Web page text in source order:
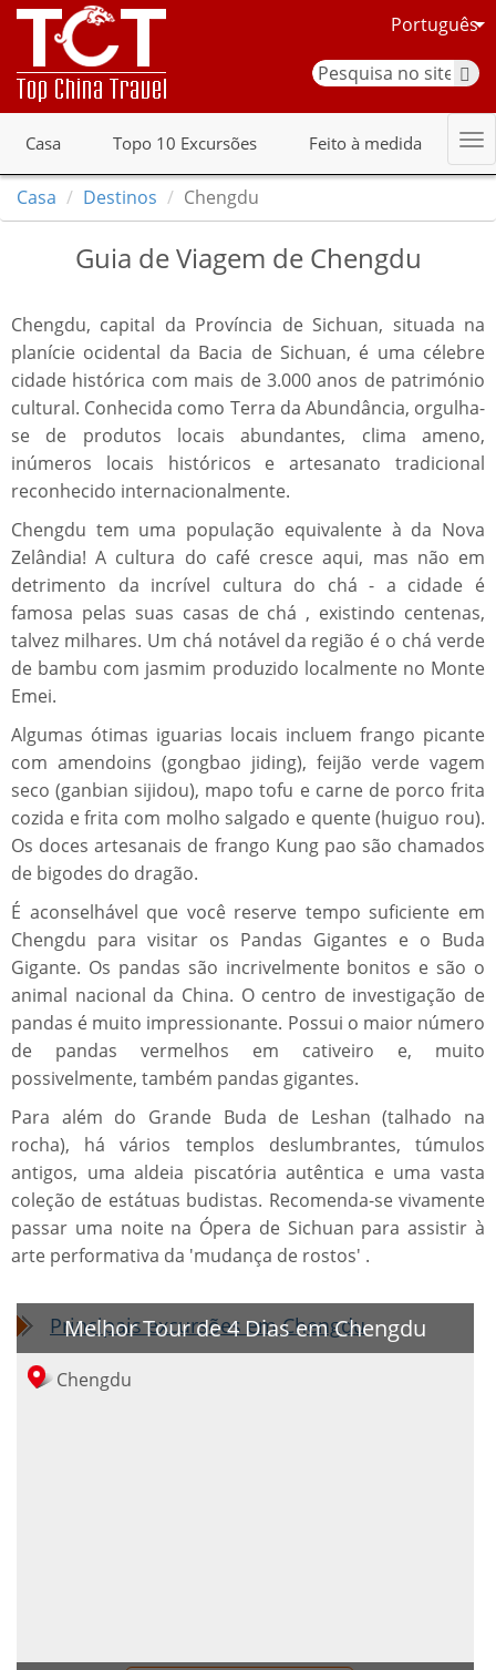
Português
Casa Topo 10 Excursões Feito à medida
Casa Destinos Chengdu
Guia de Viagem de Chengdu
Chengdu, capital da Província de Sichuan, situada na
planície ocidental da Bacia de Sichuan, é uma célebre
cidade histórica com mais de 3.000 anos de património
cultural. Conhecida como Terra da Abundância, orgulha-
se de produtos locais abundantes, clima ameno,
inúmeros locais históricos e artesanato tradicional
reconhecido internacionalmente.
Chengdu tem uma população equivalente à da Nova
Zelândia! A cultura do café cresce aqui, mas não em
detrimento da incrível cultura do chá - a cidade é
famosa pelas suas casas de chá , existindo centenas,
talvez milhares. Um chá notável da região é o chá verde
de bambu com jasmim produzido localmente no Monte
Emei.
Algumas ótimas iguarias locais incluem frango picante
com amendoins (gongbao jiding), feijão verde vagem
seco (ganbian sijidou), mapo tofu e carne de porco frita
cozida e frita com molho salgado e quente (huiguo rou).
Os doces artesanais de frango Kung pao são chamados
de bigodes do dragão.
É aconselhável que você reserve tempo suficiente em
Chengdu para visitar os Pandas Gigantes e o Buda
Gigante. Os pandas são incrivelmente bonitos e são o
animal nacional da China. O centro de investigação de
pandas é muito impressionante. Possui o maior número
de pandas vermelhos em cativeiro e, muito
possivelmente, também pandas gigantes.
Para além do Grande Buda de Leshan (talhado na
rocha), há vários templos deslumbrantes, túmulos
antigos, uma aldeia piscatória autêntica e uma vasta
coleção de estátuas budistas. Recomenda-se vivamente
passar uma noite na Ópera de Sichuan para assistir à
arte performativa da 'mudança de rostos' .
Principais excursões em Chengdu
Melhor Tour de 4 Dias em Chengdu
Chengdu